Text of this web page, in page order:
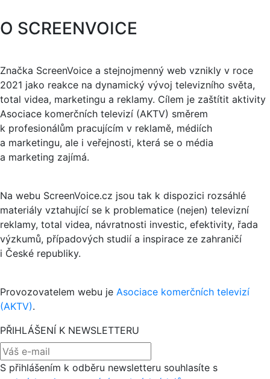
O SCREENVOICE
Značka ScreenVoice a stejnojmenný web vznikly v roce
2021 jako reakce na dynamický vývoj televizního světa,
total videa, marketingu a reklamy. Cílem je zaštítit aktivity
Asociace komerčních televizí (AKTV) směrem
k profesionálům pracujícím v reklamě, médiích
a marketingu, ale i veřejnosti, která se o média
a marketing zajímá.
Na webu ScreenVoice.cz jsou tak k dispozici rozsáhlé
materiály vztahující se k problematice (nejen) televizní
reklamy, total videa, návratnosti investic, efektivity, řada
výzkumů, případových studií a inspirace ze zahraničí
i České republiky.
Provozovatelem webu je Asociace komerčních televizí
(AKTV).
PŘIHLÁŠENÍ K NEWSLETTERU
S přihlášením k odběru newsletteru souhlasíte s